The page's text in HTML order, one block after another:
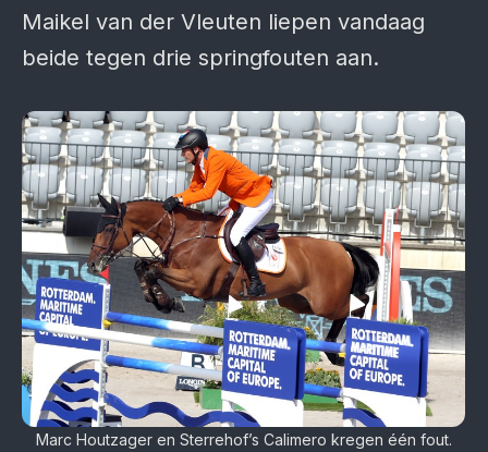
Maikel van der Vleuten liepen vandaag
beide tegen drie springfouten aan.
Marc Houtzager en Sterrehof’s Calimero kregen één fout.